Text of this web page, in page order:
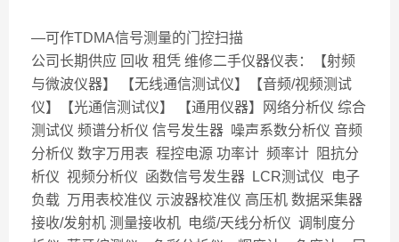
—可作TDMA信号测量的门控扫描
公司长期供应 回收 租凭 维修二手仪器仪表：【射频
与微波仪器】 【无线通信测试仪】【音频/视频测试
仪】【光通信测试仪】 【通用仪器】网络分析仪 综合
测试仪 频谱分析仪 信号发生器 噪声系数分析仪 音频
分析仪 数字万用表 程控电源 功率计 频率计 阻抗分
析仪 视频分析仪 函数信号发生器 LCR测试仪 电子
负载 万用表校准仪 示波器校准仪 高压机 数据采集器
接收/发射机 测量接收机 电缆/天线分析仪 调制度分